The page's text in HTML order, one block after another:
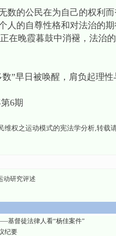
的公民在为自己的权利而
人的自尊性格和对法治的
在晚霞暮鼓中消褪，法治
早日被唤醒，肩负起理性
6期
维权之运动模式的宪法学分析,转载
动研究评述
基督徒法律人看“杨佳案件”
纪要